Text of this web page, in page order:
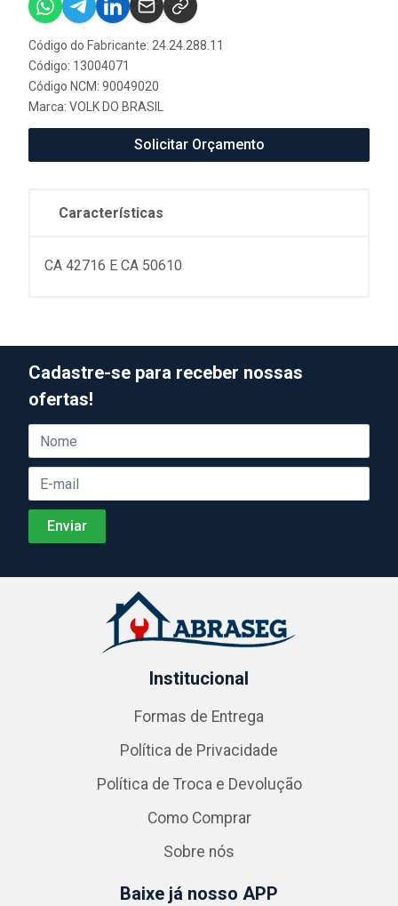
Código do Fabricante: 24.24.288.11
Código: 13004071
Código NCM: 90049020
Marca: VOLK DO BRASIL
Solicitar Orçamento
Características
CA 42716 E CA 50610
Cadastre-se para receber nossas
ofertas!
Institucional
Formas de Entrega
Política de Privacidade
Política de Troca e Devolução
Como Comprar
Sobre nós
Baixe já nosso APP